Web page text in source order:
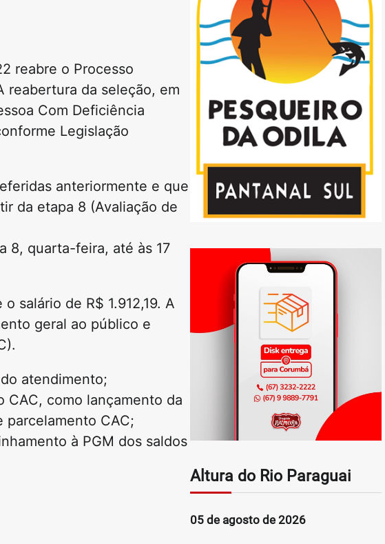
reabre o Processo
reabertura da seleção, em
Com Deficiência
Legislação
anteriormente e que
da etapa 8 (Avaliação de
8, quarta-feira, até às 17
salário de R$ 1.912,19. A
geral ao público e
atendimento;
CAC, como lançamento da
parcelamento CAC;
à PGM dos saldos
Altura do Rio Paraguai
05 de agosto de 2026